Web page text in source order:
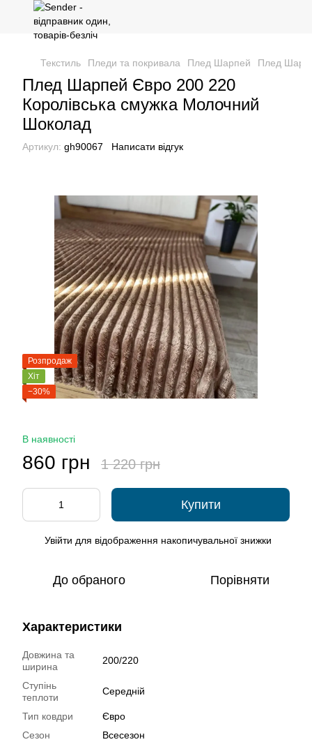
Текстиль Пледи та покривала Плед Шарпей Плед
Плед Шарпей Євро 200 220
Королівська смужка Молочний
Шоколад
Артикул: gh90067 Написати відгук
Розпродаж
Хіт
−30%
В наявності
860 грн 1 220 грн
Купити
Увійти для відображення накопичувальної знижки
До обраного Порівняти
Характеристики
Довжина та
ширина
200/220
Ступінь
теплоти
Середній
Тип ковдри
Євро
Сезон
Всесезон